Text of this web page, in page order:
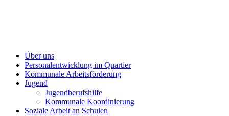
Über uns
Personalentwicklung im Quartier
Kommunale Arbeitsförderung
Jugend
Jugendberufshilfe
Kommunale Koordinierung
Soziale Arbeit an Schulen